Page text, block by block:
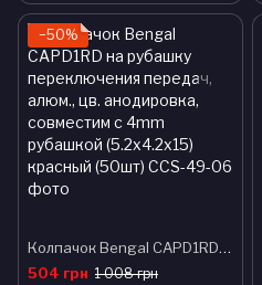
−50%
Колпачок Bengal CAPD1RD на рубашку переключения передач, алюм., цв. анодировка, совместим с 4mm рубашкой (5.2x4.2x15) красный (50шт)
504 грн 1 008 грн